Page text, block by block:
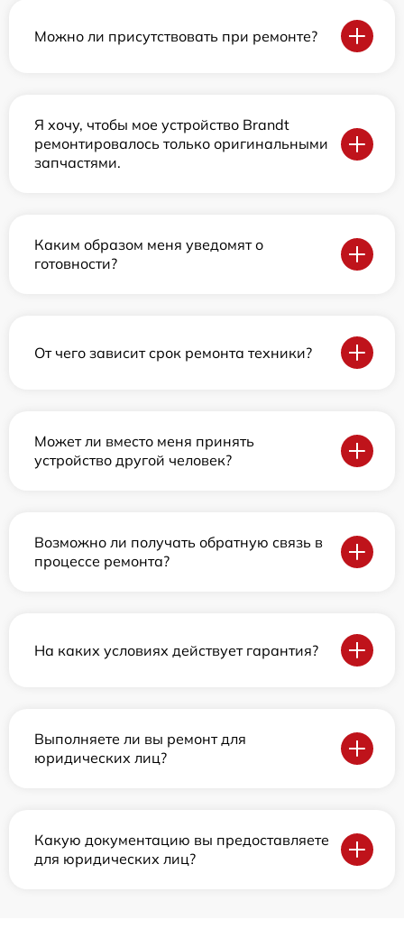
Можно ли присутствовать при ремонте?
Я хочу, чтобы мое устройство Brandt
ремонтировалось только оригинальными
запчастями.
Каким образом меня уведомят о
готовности?
От чего зависит срок ремонта техники?
Может ли вместо меня принять
устройство другой человек?
Возможно ли получать обратную связь в
процессе ремонта?
На каких условиях действует гарантия?
Выполняете ли вы ремонт для
юридических лиц?
Какую документацию вы предоставляете
для юридических лиц?